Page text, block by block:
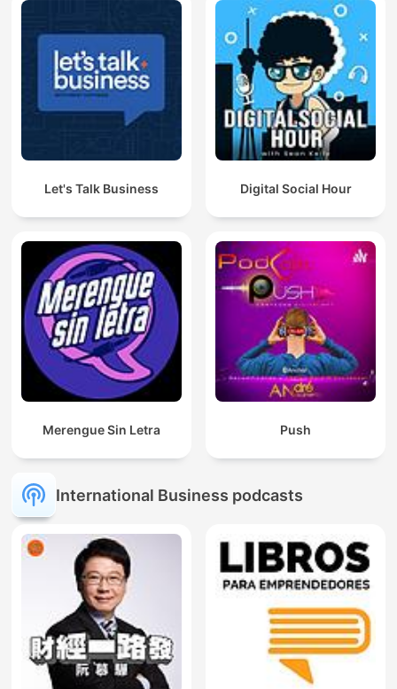
Let's Talk Business Digital Social Hour
Merengue Sin Letra Push
International Business podcasts